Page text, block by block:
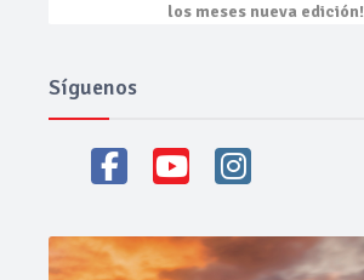
los meses nueva edición!
Síguenos